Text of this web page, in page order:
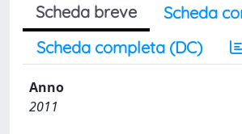
Scheda breve
Scheda
Scheda completa (DC)
Anno
2011